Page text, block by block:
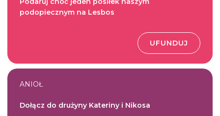
podopiecznym na Lesbos
UFUNDUJ
ANIOŁ
Dołącz do drużyny Kateriny i Nikosa